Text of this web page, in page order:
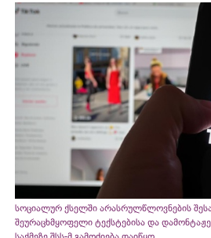
სოციალურ ქსელში არასრულწლოვნების
შეურაცხმყოფელი ტექსტებისა და